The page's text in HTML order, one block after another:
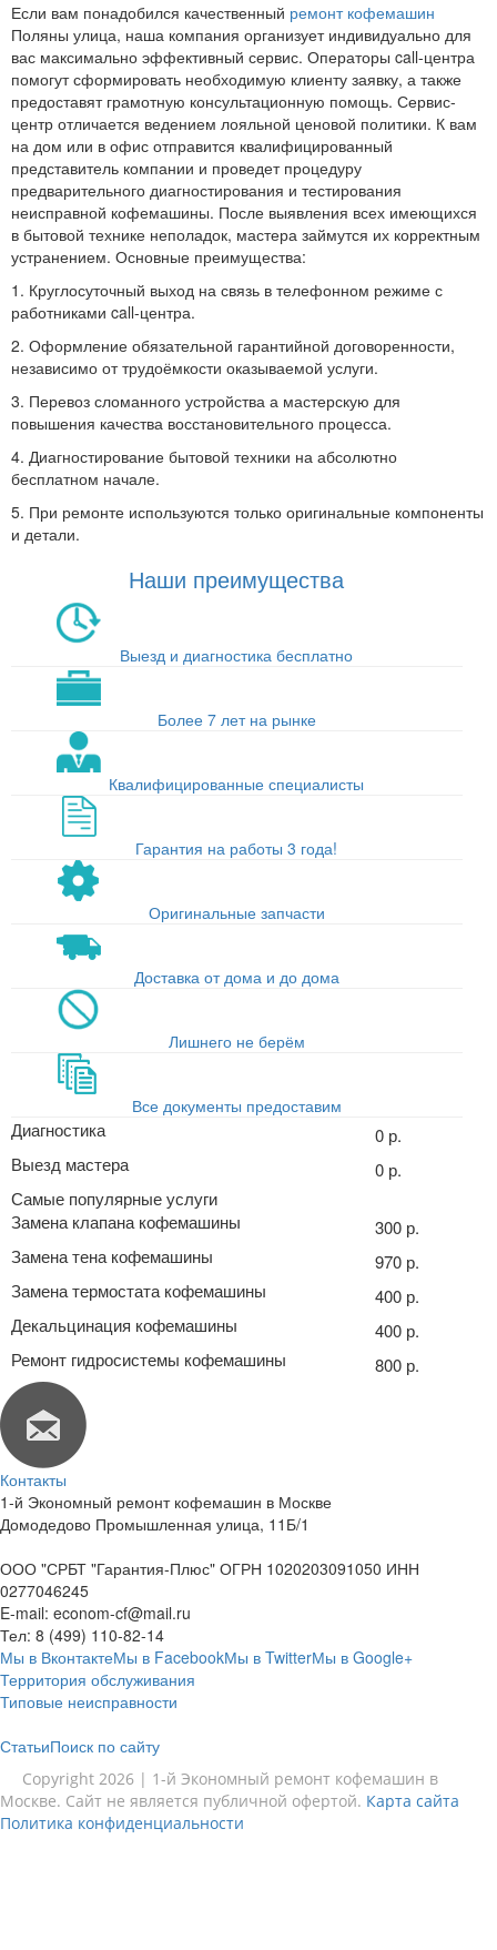
Если вам понадобился качественный ремонт кофемашин
Поляны улица, наша компания организует индивидуально для
вас максимально эффективный сервис. Операторы call-центра
помогут сформировать необходимую клиенту заявку, а также
предоставят грамотную консультационную помощь. Сервис-
центр отличается ведением лояльной ценовой политики. К вам
на дом или в офис отправится квалифицированный
представитель компании и проведет процедуру
предварительного диагностирования и тестирования
неисправной кофемашины. После выявления всех имеющихся
в бытовой технике неполадок, мастера займутся их корректным
устранением. Основные преимущества:
1. Круглосуточный выход на связь в телефонном режиме с
работниками call-центра.
2. Оформление обязательной гарантийной договоренности,
независимо от трудоёмкости оказываемой услуги.
3. Перевоз сломанного устройства а мастерскую для
повышения качества восстановительного процесса.
4. Диагностирование бытовой техники на абсолютно
бесплатном начале.
5. При ремонте используются только оригинальные компоненты
и детали.
Наши преимущества
Выезд и диагностика бесплатно
Более 7 лет на рынке
Квалифицированные специалисты
Гарантия на работы 3 года!
Оригинальные запчасти
Доставка от дома и до дома
Лишнего не берём
Все документы предоставим
Диагностика
0 р.
Выезд мастера
0 р.
Самые популярные услуги
Замена клапана кофемашины
300 р.
Замена тена кофемашины
970 р.
Замена термостата кофемашины
400 р.
Декальцинация кофемашины
400 р.
Ремонт гидросистемы кофемашины
800 р.
Контакты
1-й Экономный ремонт кофемашин в Москве
Домодедово Промышленная улица, 11Б/1
ООО "СРБТ "Гарантия-Плюс" ОГРН 1020203091050 ИНН
0277046245
E-mail: econom-cf@mail.ru
Тел: 8 (499) 110-82-14
Мы в ВконтактеМы в FacebookМы в TwitterМы в Google+
Территория обслуживания
Типовые неисправности
СтатьиПоиск по сайту
Copyright 2026 | 1-й Экономный ремонт кофемашин в
Москве. Сайт не является публичной офертой. Карта сайта
Политика конфиденциальности